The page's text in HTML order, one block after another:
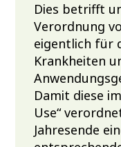
Dies betrifft
Verordnung
eigentlich für
Krankheiten
Damit diese
Use“
Jahresende